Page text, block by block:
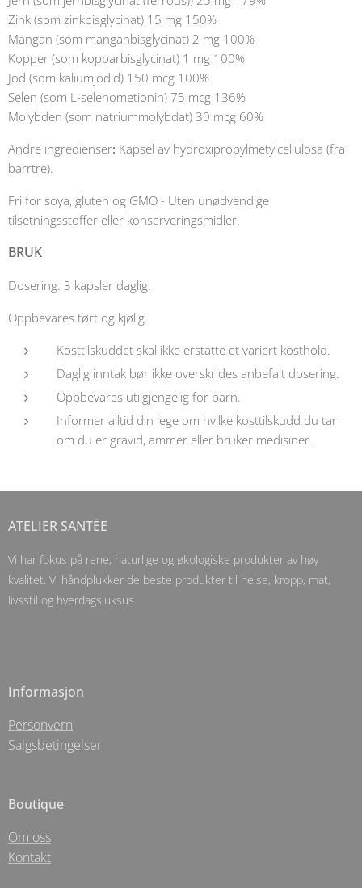
Zink (som zinkbisglycinat) 15 mg 150%
Mangan (som manganbisglycinat) 2 mg 100%
Kopper (som kopparbisglycinat) 1 mg 100%
Jod (som kaliumjodid) 150 mcg 100%
Selen (som L-selenometionin) 75 mcg 136%
Molybden (som natriummolybdat) 30 mcg 60%
Andre ingredienser: Kapsel av hydroxipropylmetylcellulosa (fra
barrtre).
Fri for soya, gluten og GMO - Uten unødvendige
tilsetningsstoffer eller konserveringsmidler.
BRUK
Dosering: 3 kapsler daglig.
Oppbevares tørt og kjølig.
Kosttilskuddet skal ikke erstatte et variert kosthold.
Daglig inntak bør ikke overskrides anbefalt dosering.
Oppbevares utilgjengelig for barn.
Informer alltid din lege om hvilke kosttilskudd du tar
om du er gravid, ammer eller bruker medisiner.
ATELIER SANTĒE
Vi har fokus på rene, naturlige og økologiske produkter av høy
kvalitet. Vi håndplukker de beste produkter til helse, kropp, mat,
livsstil og hverdagsluksus.
Informasjon
Personvern
Salgsbetingelser
Boutique
Om oss
Kontakt